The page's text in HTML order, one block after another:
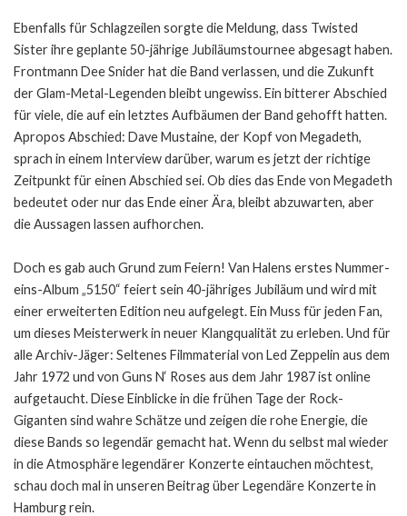
Ebenfalls für Schlagzeilen sorgte die Meldung, dass Twisted
Sister ihre geplante 50-jährige Jubiläumstournee abgesagt haben.
Frontmann Dee Snider hat die Band verlassen, und die Zukunft
der Glam-Metal-Legenden bleibt ungewiss. Ein bitterer Abschied
für viele, die auf ein letztes Aufbäumen der Band gehofft hatten.
Apropos Abschied: Dave Mustaine, der Kopf von Megadeth,
sprach in einem Interview darüber, warum es jetzt der richtige
Zeitpunkt für einen Abschied sei. Ob dies das Ende von Megadeth
bedeutet oder nur das Ende einer Ära, bleibt abzuwarten, aber
die Aussagen lassen aufhorchen.
Doch es gab auch Grund zum Feiern! Van Halens erstes Nummer-
eins-Album „5150“ feiert sein 40-jähriges Jubiläum und wird mit
einer erweiterten Edition neu aufgelegt. Ein Muss für jeden Fan,
um dieses Meisterwerk in neuer Klangqualität zu erleben. Und für
alle Archiv-Jäger: Seltenes Filmmaterial von Led Zeppelin aus dem
Jahr 1972 und von Guns N‘ Roses aus dem Jahr 1987 ist online
aufgetaucht. Diese Einblicke in die frühen Tage der Rock-
Giganten sind wahre Schätze und zeigen die rohe Energie, die
diese Bands so legendär gemacht hat. Wenn du selbst mal wieder
in die Atmosphäre legendärer Konzerte eintauchen möchtest,
schau doch mal in unseren Beitrag überLegendäre Konzerte in
Hamburgrein.